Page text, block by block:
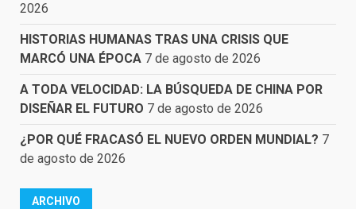
2026
HISTORIAS HUMANAS TRAS UNA CRISIS QUE
MARCÓ UNA ÉPOCA 7 de agosto de 2026
A TODA VELOCIDAD: LA BÚSQUEDA DE CHINA POR
DISEÑAR EL FUTURO 7 de agosto de 2026
¿POR QUÉ FRACASÓ EL NUEVO ORDEN MUNDIAL? 7
de agosto de 2026
ARCHIVO